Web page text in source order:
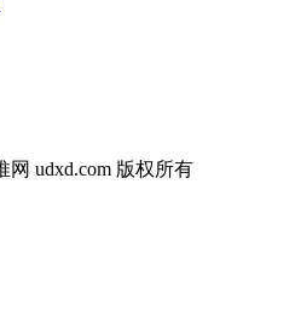
网 udxd.com 版权所有